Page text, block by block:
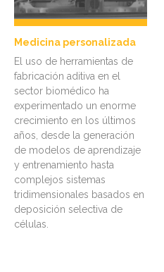
Medicina personalizada
El uso de herramientas de
fabricación aditiva en el
sector biomédico ha
experimentado un enorme
crecimiento en los últimos
años, desde la generación
de modelos de aprendizaje
y entrenamiento hasta
complejos sistemas
tridimensionales basados en
deposición selectiva de
células.